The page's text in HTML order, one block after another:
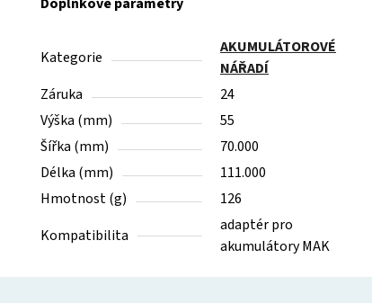
Kategorie
AKUMULÁTOROVÉ
NÁŘADÍ
Záruka
24
Výška (mm)
55
Šířka (mm)
70.000
Délka (mm)
111.000
Hmotnost (g)
126
Kompatibilita
adaptér pro
akumulátory MAK